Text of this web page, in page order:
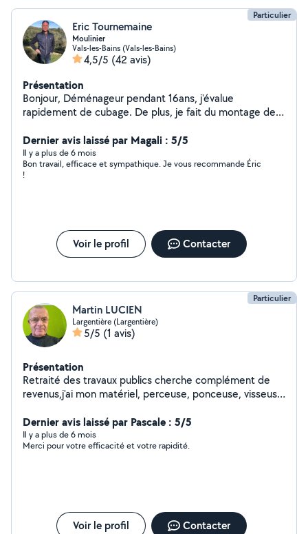
Particulier
Eric Tournemaine
Moulinier
Vals-les-Bains (Vals-les-Bains)
4,5/5 (42 avis)
Présentation
Bonjour, Déménageur pendant 16ans, j'évalue
rapidement de cubage. De plus, je fait du montage de
peinture, de la tapisserie, nettoyage extérieur,
préparation et entretien du jardin, sérieux et attentif à
toutes les demandes.
Dernier avis laissé par Magali : 5/5
Il y a plus de 6 mois
Bon travail, efficace et sympathique. Je vous recommande Éric
!
Voir le profil Contacter
Particulier
Martin LUCIEN
Largentière (Largentière)
5/5 (1 avis)
Présentation
Retraité des travaux publics cherche complément de
revenus,j'ai mon matériel, perceuse, ponceuse, visseuse
Dernier avis laissé par Pascale : 5/5
Il y a plus de 6 mois
Merci pour votre efficacité et votre rapidité.
Voir le profil Contacter